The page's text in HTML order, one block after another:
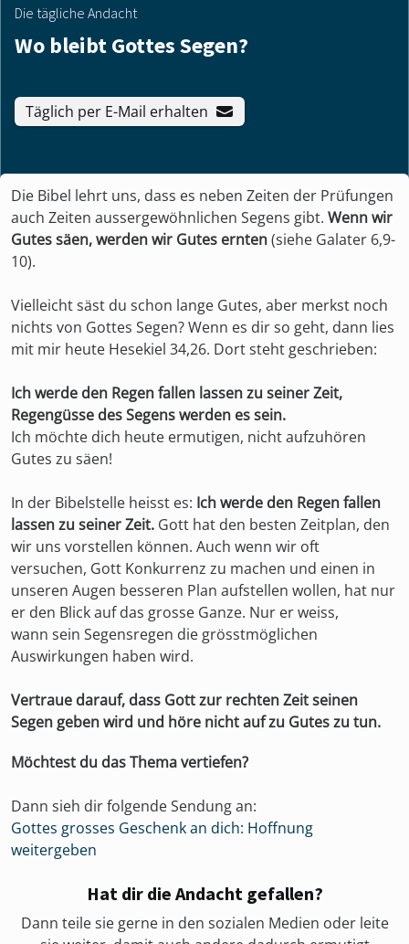
Die tägliche Andacht
Wo bleibt Gottes Segen?
Täglich per E-Mail erhalten
Die Bibel lehrt uns, dass es neben Zeiten der Prüfungen
auch Zeiten aussergewöhnlichen Segens gibt. Wenn wir
Gutes säen, werden wir Gutes ernten(siehe Galater 6,9-
10).
Vielleicht säst du schon lange Gutes, aber merkst noch
nichts von Gottes Segen? Wenn es dir so geht, dann lies
mit mir heute Hesekiel 34,26. Dort steht geschrieben:
Ich werde den Regen fallen lassen zu seiner Zeit,
Regengüsse des Segens werden es sein.
Ich möchte dich heute ermutigen, nicht aufzuhören
Gutes zu säen!
In der Bibelstelle heisst es: Ich werde den Regen fallen
lassen zu seiner Zeit. Gott hat den besten Zeitplan, den
wir uns vorstellen können. Auch wenn wir oft
versuchen, Gott Konkurrenz zu machen und einen in
unseren Augen besseren Plan aufstellen wollen, hat nur
er den Blick auf das grosse Ganze. Nur er weiss,
wann sein Segensregen die grösstmöglichen
Auswirkungen haben wird.
Vertraue darauf, dass Gott zur rechten Zeit seinen
Segen geben wird und höre nicht auf zu Gutes zu tun.
Möchtest du das Thema vertiefen?
Dann sieh dir folgende Sendung an:
Gottes grosses Geschenk an dich: Hoffnung
weitergeben
Hat dir die Andacht gefallen?
Dann teile sie gerne in den sozialen Medien oder leite